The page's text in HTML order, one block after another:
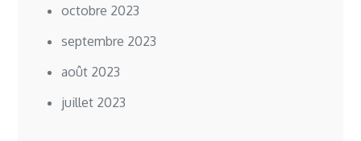
octobre 2023
septembre 2023
août 2023
juillet 2023